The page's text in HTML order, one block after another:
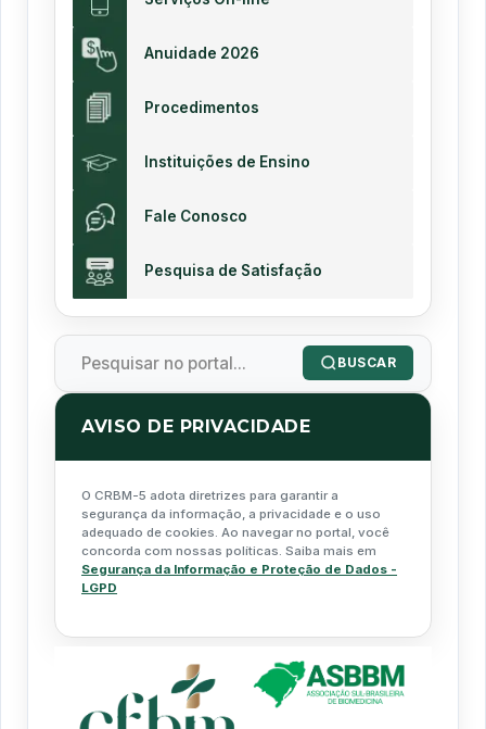
Anuidade 2026
Procedimentos
Instituições de Ensino
Fale Conosco
Pesquisa de Satisfação
BUSCAR
AVISO DE PRIVACIDADE
O CRBM-5 adota diretrizes para garantir a
segurança da informação, a privacidade e o uso
adequado de cookies. Ao navegar no portal, você
concorda com nossas políticas. Saiba mais em
Segurança da Informação e Proteção de Dados -
LGPD